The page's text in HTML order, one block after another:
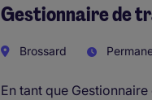
Gestionnaire de
Brossard
En tant que